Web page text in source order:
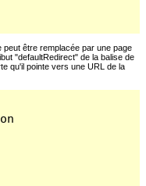
être remplacée par une page
"defaultRedirect" de la balise de
qu'il pointe vers une URL de la